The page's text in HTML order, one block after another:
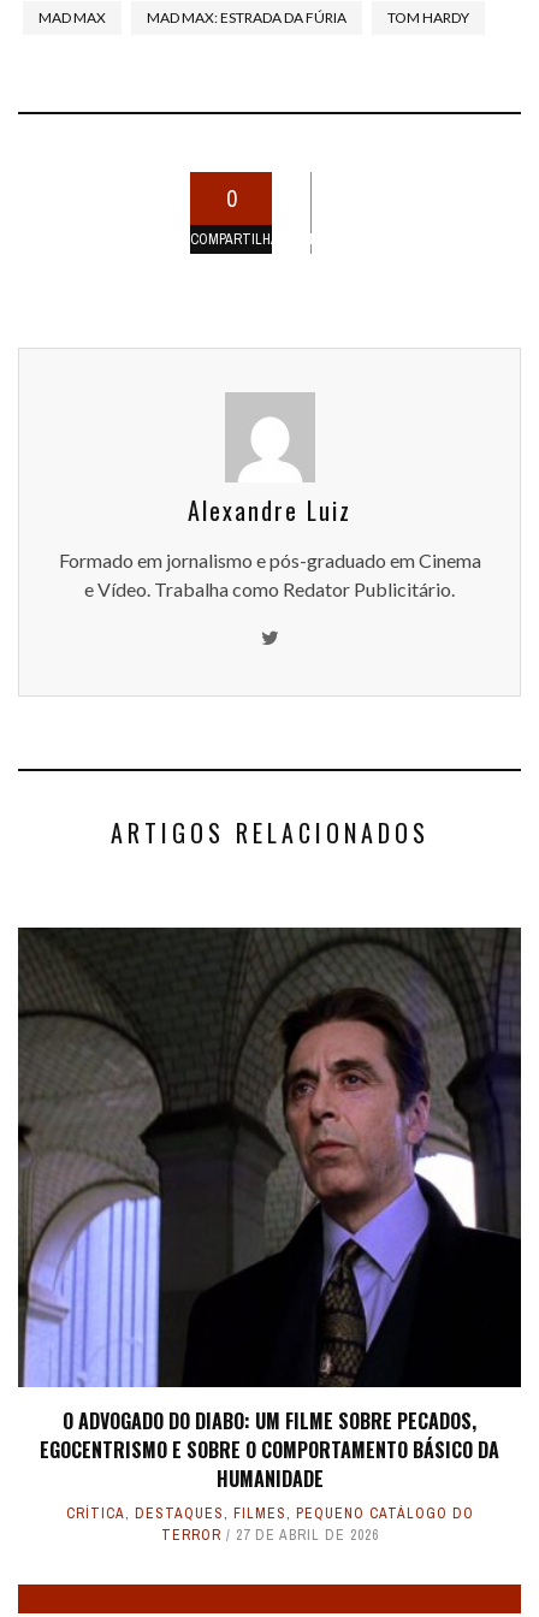
MAD MAX MAD MAX: ESTRADA DA FÚRIA TOM HARDY
0
COMPARTILHAMENTOS
Alexandre Luiz
Formado em jornalismo e pós-graduado em Cinema
e Vídeo. Trabalha como Redator Publicitário.
ARTIGOS RELACIONADOS
O ADVOGADO DO DIABO: UM FILME SOBRE PECADOS,
EGOCENTRISMO E SOBRE O COMPORTAMENTO BÁSICO DA
HUMANIDADE
CRÍTICA, DESTAQUES, FILMES, PEQUENO CATÁLOGO DO
TERROR
27 DE ABRIL DE 2026